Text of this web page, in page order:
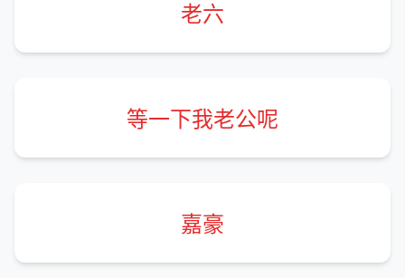
老六
等一下我老公呢
嘉豪